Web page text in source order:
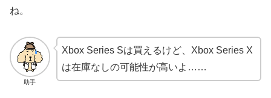
ね。
助手
Xbox Series Sは買えるけど、Xbox Series X
は在庫なしの可能性が高いよ……